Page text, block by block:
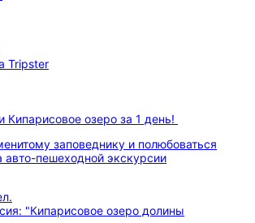
Кипарисовое озеро за 1 день!
заповеднику и полюбоваться
авто-пешеходной экскурсии